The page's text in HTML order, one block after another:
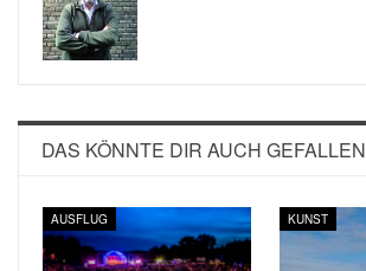
DAS KÖNNTE DIR AUCH GEFALLEN
AUSFLUG KUNST